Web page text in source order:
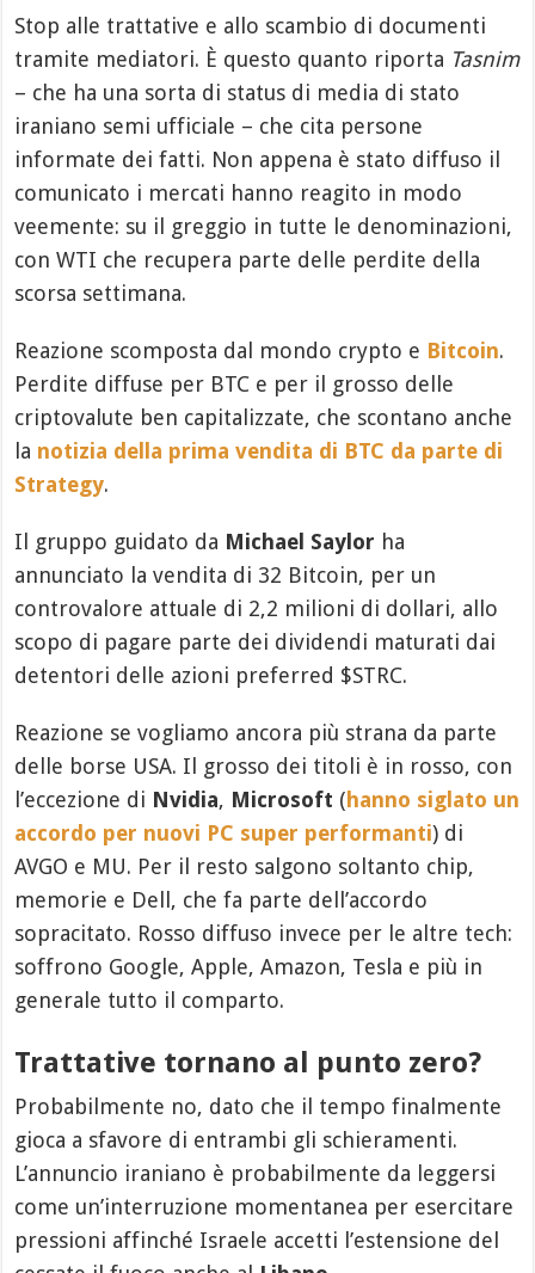
Stop alle trattative e allo scambio di documenti
tramite mediatori. È questo quanto riporta Tasnim
– che ha una sorta di status di media di stato
iraniano semi ufficiale – che cita persone
informate dei fatti. Non appena è stato diffuso il
comunicato i mercati hanno reagito in modo
veemente: su il greggio in tutte le denominazioni,
con WTI che recupera parte delle perdite della
scorsa settimana.
Reazione scomposta dal mondo crypto e Bitcoin.
Perdite diffuse per BTC e per il grosso delle
criptovalute ben capitalizzate, che scontano anche
la notizia della prima vendita di BTC da parte di
Strategy.
Il gruppo guidato da Michael Saylor ha
annunciato la vendita di 32 Bitcoin, per un
controvalore attuale di 2,2 milioni di dollari, allo
scopo di pagare parte dei dividendi maturati dai
detentori delle azioni preferred $STRC.
Reazione se vogliamo ancora più strana da parte
delle borse USA. Il grosso dei titoli è in rosso, con
l’eccezione di Nvidia, Microsoft (hanno siglato un
accordo per nuovi PC super performanti) di
AVGO e MU. Per il resto salgono soltanto chip,
memorie e Dell, che fa parte dell’accordo
sopracitato. Rosso diffuso invece per le altre tech:
soffrono Google, Apple, Amazon, Tesla e più in
generale tutto il comparto.
Trattative tornano al punto zero?
Probabilmente no, dato che il tempo finalmente
gioca a sfavore di entrambi gli schieramenti.
L’annuncio iraniano è probabilmente da leggersi
come un’interruzione momentanea per esercitare
pressioni affinché Israele accetti l’estensione del